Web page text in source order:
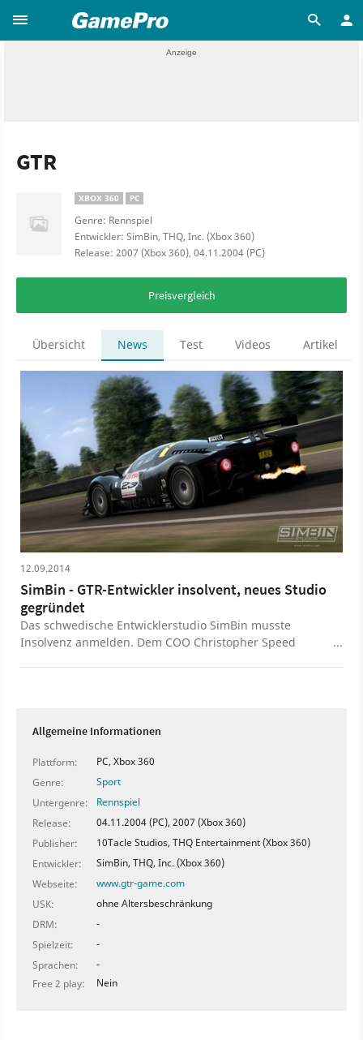
GTR
XBOX 360 PC
Genre: Rennspiel
Entwickler: SimBin, THQ, Inc. (Xbox 360)
Release: 2007 (Xbox 360), 04.11.2004 (PC)
Preisvergleich
Übersicht News Test Videos Artikel
12.09.2014
SimBin - GTR-Entwickler insolvent, neues Studio
gegründet
Das schwedische Entwicklerstudio SimBin musste
Insolvenz anmelden. Dem COO Christopher Speed
Allgemeine Informationen
Plattform:
PC, Xbox 360
Genre:
Sport
Untergenre:
Rennspiel
Release:
04.11.2004 (PC), 2007 (Xbox 360)
Publisher:
10Tacle Studios, THQ Entertainment (Xbox 360)
Entwickler:
SimBin, THQ, Inc. (Xbox 360)
Webseite:
www.gtr-game.com
USK:
ohne Altersbeschränkung
DRM:
-
Spielzeit:
-
Sprachen:
-
Free 2 play:
Nein